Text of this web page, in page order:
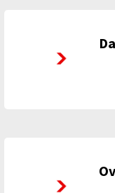
Database
Twentse